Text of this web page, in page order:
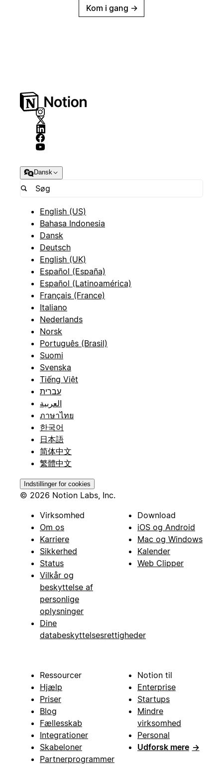
Kom i gang →
Dansk
English (US)
Bahasa Indonesia
Dansk
Deutsch
English (UK)
Español (España)
Español (Latinoamérica)
Français (France)
Italiano
Nederlands
Norsk
Português (Brasil)
Suomi
Svenska
Tiếng Việt
עברית
العربية
ภาษาไทย
한국어
日本語
简体中文
繁體中文
Indstillinger for cookies
© 2026 Notion Labs, Inc.
Virksomhed
Om os
Karriere
Sikkerhed
Status
Vilkår og
beskyttelse af
personlige
oplysninger
Dine
databeskyttelsesrettigheder
Download
iOS og Android
Mac og Windows
Kalender
Web Clipper
Ressourcer
Hjælp
Priser
Blog
Fællesskab
Integrationer
Skabeloner
Partnerprogrammer
Notion til
Enterprise
Startups
Mindre
virksomhed
Personal
Udforsk mere →